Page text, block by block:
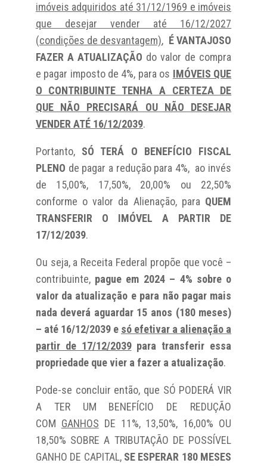
imóveis adquiridos até 31/12/1969 e imóveis
que desejar vender até 16/12/2027
(condições de desvantagem), É VANTAJOSO
FAZER A ATUALIZAÇÃO do valor de compra
e pagar imposto de 4%, para os IMÓVEIS QUE
O CONTRIBUINTE TENHA A CERTEZA DE
QUE NÃO PRECISARÁ OU NÃO DESEJAR
VENDER ATÉ 16/12/2039.
Portanto, SÓ TERÁ O BENEFÍCIO FISCAL
PLENO de pagar a redução para 4%, ao invés
de 15,00%, 17,50%, 20,00% ou 22,50%
conforme o valor da Alienação, para QUEM
TRANSFERIR O IMÓVEL A PARTIR DE
17/12/2039.
Ou seja, a Receita Federal propõe que você –
contribuinte, pague em 2024 – 4% sobre o
valor da atualização e para não pagar mais
nada deverá aguardar 15 anos (180 meses)
– até 16/12/2039 e só efetivar a alienação a
partir de 17/12/2039para transferir essa
propriedade que vier a fazer a atualização.
Pode-se concluir então, que SÓ PODERÁ VIR
A TER UM BENEFÍCIO DE REDUÇÃO
COM GANHOS DE 11%, 13,50%, 16,00% OU
18,50% SOBRE A TRIBUTAÇÃO DE POSSÍVEL
GANHO DE CAPITAL, SE ESPERAR 180 MESES